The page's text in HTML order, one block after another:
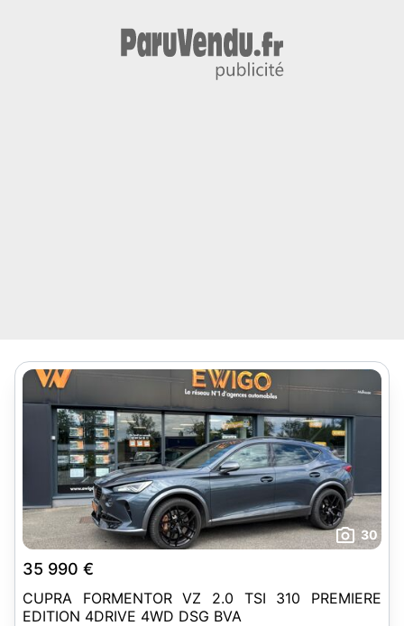
30
35 990 €
CUPRA FORMENTOR VZ 2.0 TSI 310 PREMIERE
EDITION 4DRIVE 4WD DSG BVA